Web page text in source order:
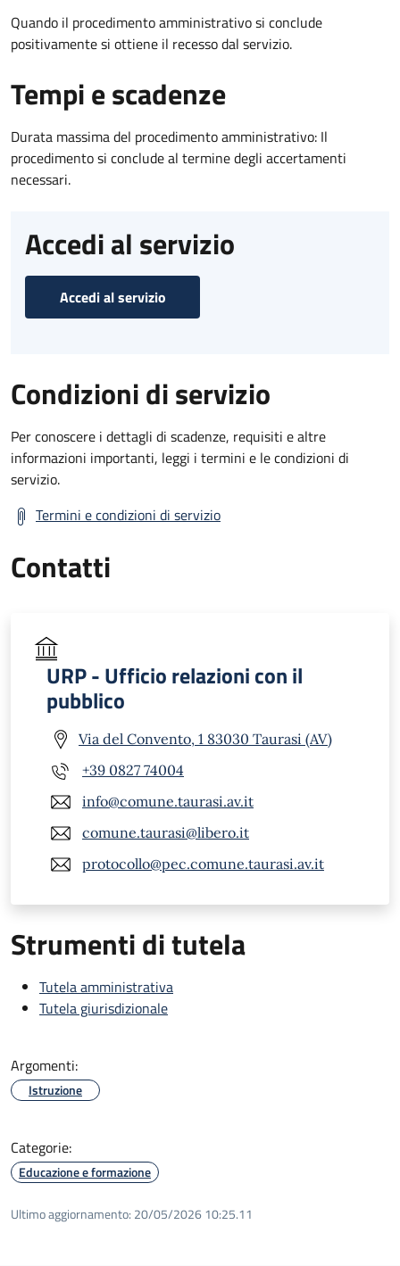
Quando il procedimento amministrativo si conclude
positivamente si ottiene il recesso dal servizio.
Tempi e scadenze
Durata massima del procedimento amministrativo: Il
procedimento si conclude al termine degli accertamenti
necessari.
Accedi al servizio
Accedi al servizio
Condizioni di servizio
Per conoscere i dettagli di scadenze, requisiti e altre
informazioni importanti, leggi i termini e le condizioni di
servizio.
Termini e condizioni di servizio
Contatti
URP - Ufficio relazioni con il
pubblico
Via del Convento, 1 83030 Taurasi (AV)
+39 0827 74004
info@comune.taurasi.av.it
comune.taurasi@libero.it
protocollo@pec.comune.taurasi.av.it
Strumenti di tutela
Tutela amministrativa
Tutela giurisdizionale
Argomenti:
Istruzione
Categorie:
Educazione e formazione
Ultimo aggiornamento: 20/05/2026 10:25.11